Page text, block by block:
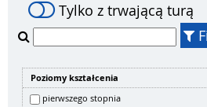
Tylko z trwającą turą
Poziomy kształcenia
pierwszego stopnia